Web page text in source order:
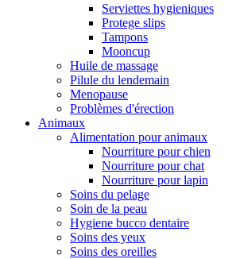
Serviettes hygieniques
Protege slips
Tampons
Mooncup
Huile de massage
Pilule du lendemain
Menopause
Problèmes d'érection
Animaux
Alimentation pour animaux
Nourriture pour chien
Nourriture pour chat
Nourriture pour lapin
Soins du pelage
Soin de la peau
Hygiene bucco dentaire
Soins des yeux
Soins des oreilles